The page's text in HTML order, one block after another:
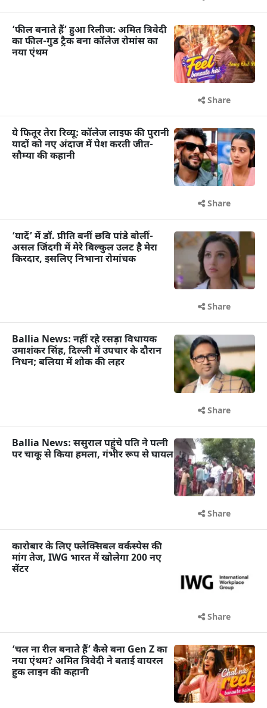
‘फील बनाते हैं’ हुआ रिलीज: अमित त्रिवेदी
का फील-गुड ट्रैक बना कॉलेज रोमांस का
नया एंथम
Share
ये फितूर तेरा रिव्यू: कॉलेज लाइफ की पुरानी
यादों को नए अंदाज में पेश करती जीत-
सौम्या की कहानी
Share
‘यादें’ में डॉ. प्रीति बनीं छवि पांडे बोलीं-
असल जिंदगी में मेरे बिल्कुल उलट है मेरा
किरदार, इसलिए निभाना रोमांचक
Share
Ballia News: नहीं रहे रसड़ा विधायक
उमाशंकर सिंह, दिल्ली में उपचार के दौरान
निधन; बलिया में शोक की लहर
Share
Ballia News: ससुराल पहुंचे पति ने पत्नी
पर चाकू से किया हमला, गंभीर रूप से घायल
Share
कारोबार के लिए फ्लेक्सिबल वर्कस्पेस की
मांग तेज, IWG भारत में खोलेगा 200 नए
सेंटर
Share
‘चल ना रील बनाते हैं’ कैसे बना Gen Z का
नया एंथम? अमित त्रिवेदी ने बताई वायरल
हुक लाइन की कहानी